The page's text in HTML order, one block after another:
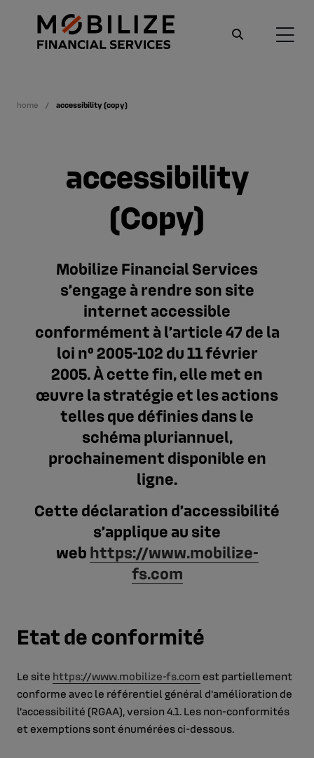
home accessibility (copy)
accessibility
(Copy)
Mobilize Financial Services
s’engage à rendre son site
internet accessible
conformément à l’article 47 de la
loi n° 2005-102 du 11 février
2005. À cette fin, elle met en
œuvre la stratégie et les actions
telles que définies dans le
schéma pluriannuel,
prochainement disponible en
ligne.
Cette déclaration d’accessibilité
s’applique au site
web https://www.mobilize-
fs.com
Etat de conformité
Le site https://www.mobilize-fs.com est partiellement
conforme avec le référentiel général d’amélioration de
l’accessibilité (RGAA), version 4.1. Les non-conformités
et exemptions sont énumérées ci-dessous.